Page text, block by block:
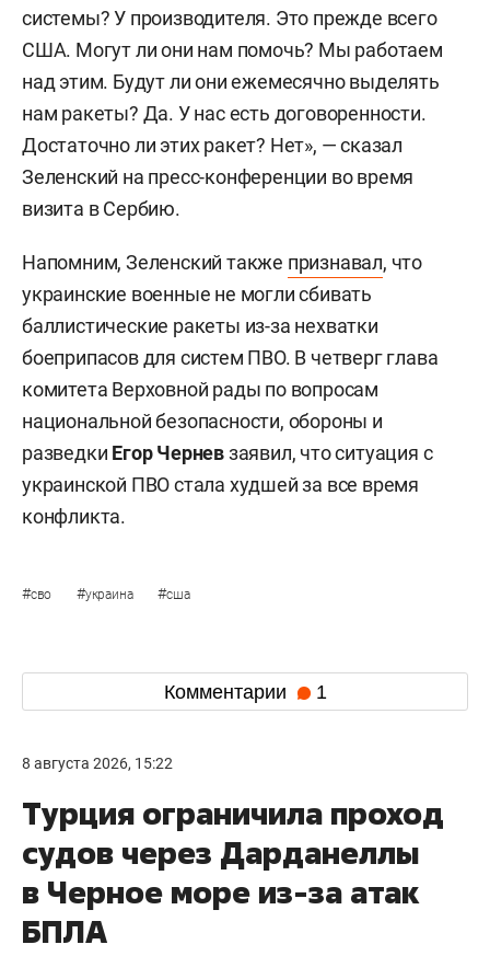
системы? У производителя. Это прежде всего
США. Могут ли они нам помочь? Мы работаем
над этим. Будут ли они ежемесячно выделять
нам ракеты? Да. У нас есть договоренности.
Достаточно ли этих ракет? Нет», — сказал
Зеленский на пресс-конференции во время
визита в Сербию.
Напомним, Зеленский также признавал, что
украинские военные не могли сбивать
баллистические ракеты из-за нехватки
боеприпасов для систем ПВО. В четверг глава
комитета Верховной рады по вопросам
национальной безопасности, обороны и
разведки Егор Черневзаявил, что ситуация с
украинской ПВО стала худшей за все время
конфликта.
#сво #украина #сша
Комментарии 1
8 августа 2026, 15:22
Турция ограничила проход
судов через Дарданеллы
в Черное море из-за атак
БПЛА